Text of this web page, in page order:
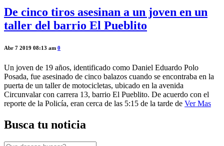
De cinco tiros asesinan a un joven en un
taller del barrio El Pueblito
Abr 7 2019 08:13 am 0
Un joven de 19 años, identificado como Daniel Eduardo Polo
Posada, fue asesinado de cinco balazos cuando se encontraba en la
puerta de un taller de motocicletas, ubicado en la avenida
Circunvalar con carrera 13, barrio El Pueblito. De acuerdo con el
reporte de la Policía, eran cerca de las 5:15 de la tarde de Ver Mas
Busca tu noticia